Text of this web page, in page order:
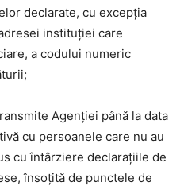
declarate, cu excepţia
instituţiei care
a codului numeric
Agenţiei până la data
cu persoanele care nu au
cu întârziere declaraţiile de
însoţită de punctele de